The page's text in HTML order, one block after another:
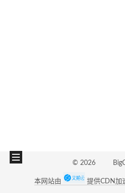
©2026
本网站由 提供CDN加